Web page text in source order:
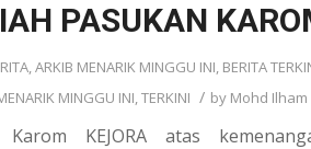
PASUKAN
,ARKIB MENARIK MINGGU INI, BERITA
MINGGU INI,TERKINI / by Mohd Ilham
KEJORA atas